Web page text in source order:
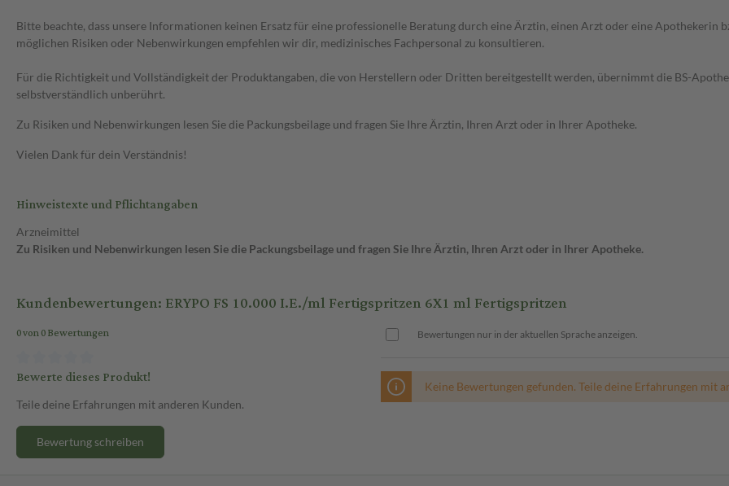
Bitte beachte, dass unsere Informationen keinen Ersatz für eine professionelle Beratung durch eine Ärztin, einen Arzt oder eine Apothekerin
möglichen Risiken oder Nebenwirkungen empfehlen wir dir, medizinisches Fachpersonal zu konsultieren.
Für die Richtigkeit und Vollständigkeit der Produktangaben, die von Herstellern oder Dritten bereitgestellt werden, übernimmt die BS-
selbstverständlich unberührt.
Zu Risiken und Nebenwirkungen lesen Sie die Packungsbeilage und fragen Sie Ihre Ärztin, Ihren Arzt oder in Ihrer Apotheke.
Vielen Dank für dein Verständnis!
Hinweistexte und Pflichtangaben
Arzneimittel
Zu Risiken und Nebenwirkungen lesen Sie die Packungsbeilage und fragen Sie Ihre Ärztin, Ihren Arzt oder in Ihrer Apotheke.
Kundenbewertungen: ERYPO FS 10.000 I.E./ml Fertigspritzen 6X1 ml Fertigspritzen
0 von 0 Bewertungen
Bewerte dieses Produkt!
Teile deine Erfahrungen mit anderen Kunden.
Bewertung schreiben
Bewertungen nur in der aktuellen Sprache anzeigen.
Keine Bewertungen gefunden. Teile deine Erfahrungen mit